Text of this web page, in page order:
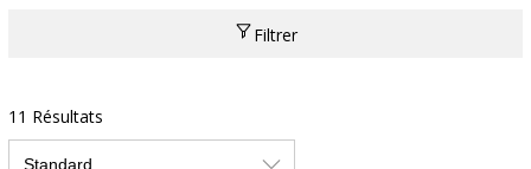
Filtrer
11 Résultats